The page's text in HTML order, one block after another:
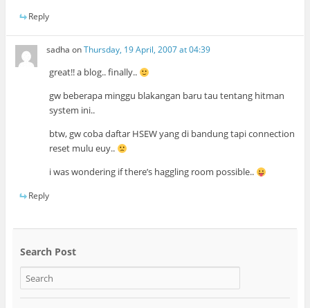
Reply
sadha onThursday, 19 April, 2007 at 04:39
great!! a blog.. finally..
gw beberapa minggu blakangan baru tau tentang hitman
system ini..
btw, gw coba daftar HSEW yang di bandung tapi connection
reset mulu euy..
i was wondering if there’s haggling room possible..
Reply
Search Post